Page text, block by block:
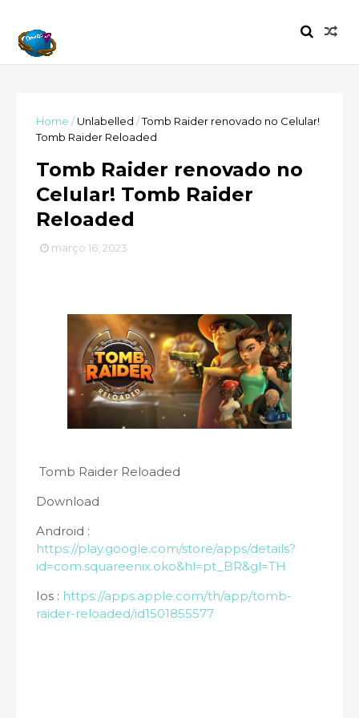
Home /Unlabelled /Tomb Raider renovado no Celular!
Tomb Raider Reloaded
Tomb Raider renovado no
Celular! Tomb Raider
Reloaded
março 16, 2023
Tomb Raider Reloaded
Download
Android :
https://play.google.com/store/apps/details?
id=com.squareenix.oko&hl=pt_BR&gl=TH
Ios : https://apps.apple.com/th/app/tomb-
raider-reloaded/id1501855577